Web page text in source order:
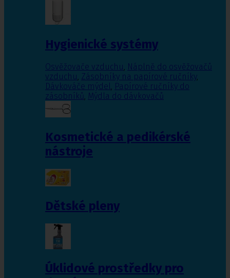
Hygienické systémy
Osvěžovače vzduchu, Náplně do osvěžovačů
vzduchu, Zásobníky na papírové ručníky,
Dávkováče mýdel, Papírové ručníky do
zásobníků, Mýdla do dávkovačů
Kosmetické a pedikérské
nástroje
Dětské pleny
Úklidové prostředky pro